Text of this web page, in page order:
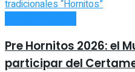
Pre Hornitos 2026: el
participar del